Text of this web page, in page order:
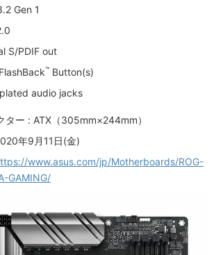
Gen 1
S/PDIF out
™ Button(s)
audio jacks
ター : ATX（305mm×244mm）
年9月11日(金)
www.asus.com/jp/Motherboards/ROG-
GAMING/